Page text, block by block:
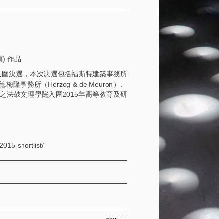
) 作品
決選，本次決選包括福斯特建築事務所
梅隆事務所（Herzog & de Meuron）、
法鼓文理學院入圍2015年高等教育及研
shortlist/